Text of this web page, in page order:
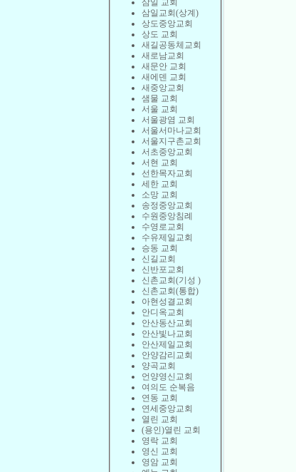
삼일 교회
삼일교회(상계)
상도중앙교회
상도 교회
새길공동체교회
새로남교회
새문안 교회
새에덴 교회
새중앙교회
샘물 교회
서울 교회
서울광염 교회
서울서마나교회
서울지구촌교회
서초중앙교회
서현 교회
선한목자교회
세한 교회
소망 교회
송정중앙교회
수원중앙침례
수영로교회
수유제일교회
승동 교회
신길교회
신반포교회
신촌교회(기성 )
신촌교회(통합)
아현성결교회
안디옥교회
안산동산교회
안산빛나교회
안산제일교회
안양감리교회
양곡교회
언양영신교회
여의도 순복음
연동 교회
연세중앙교회
열린 교회
(용인)열린 교회
영락 교회
영신 교회
영암 교회